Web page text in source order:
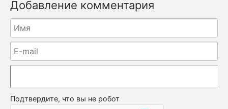
Добавление комментария
Подтвердите, что вы не робот